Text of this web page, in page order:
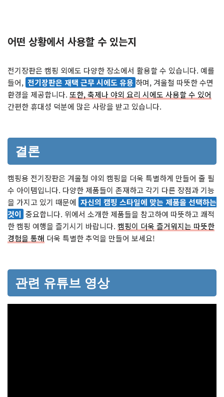
어떤 상황에서 사용할 수 있는지
전기장판은 캠핑 외에도 다양한 장소에서 활용할 수 있습니다. 예를
들어, 전기장판은 재택 근무 시에도 유용 하며, 겨울철 따뜻한 수면
환경을 제공합니다. 또한, 축제나 야외 요리 시에도 사용할 수 있어
간편한 휴대성 덕분에 많은 사랑을 받고 있습니다.
결론
캠핑용 전기장판은 겨울철 야외 캠핑을 더욱 특별하게 만들어 줄 필
수 아이템입니다. 다양한 제품들이 존재하고 각기 다른 장점과 기능
을 가지고 있기 때문에 자신의 캠핑 스타일에 맞는 제품을 선택하는
것이 중요합니다. 위에서 소개한 제품들을 참고하여 따뜻하고 쾌적
한 캠핑 여행을 즐기시기 바랍니다. 캠핑이 더욱 즐거워지는 따뜻한
경험을 통해 더욱 특별한 추억을 만들어 보세요!
관련 유튜브 영상